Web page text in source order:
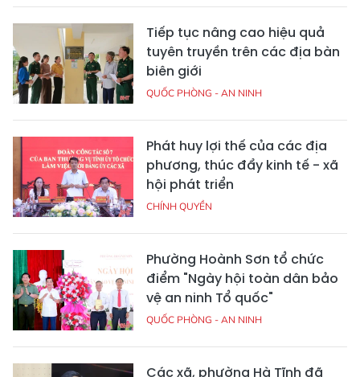
Tiếp tục nâng cao hiệu quả
tuyên truyền trên các địa bàn
biên giới
QUỐC PHÒNG - AN NINH
Phát huy lợi thế của các địa
phương, thúc đẩy kinh tế - xã
hội phát triển
CHÍNH QUYỀN
Phường Hoành Sơn tổ chức
điểm "Ngày hội toàn dân bảo
vệ an ninh Tổ quốc"
QUỐC PHÒNG - AN NINH
Các xã, phường Hà Tĩnh đã